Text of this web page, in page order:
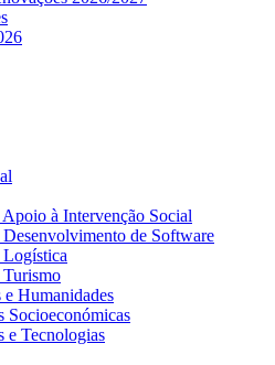
à Intervenção Social
de Software
Humanidades
Socioeconómicas
e Tecnologias